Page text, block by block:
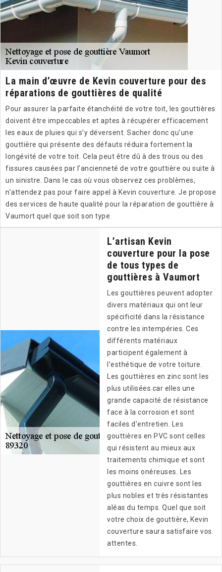
La main d’œuvre de Kevin couverture pour des
réparations de gouttières de qualité
Pour assurer la parfaite étanchéité de votre toit, les gouttières
doivent être impeccables et aptes à récupérer efficacement
les eaux de pluies qui s’y déversent. Sacher donc qu’une
gouttière qui présente des défauts réduira fortement la
longévité de votre toit. Cela peut être dû à des trous ou des
fissures causées par l’ancienneté de votre gouttière ou suite à
un sinistre. Dans le cas où vous observez ces problèmes,
n’attendez pas pour faire appel à Kevin couverture. Je propose
des services de haute qualité pour la réparation de gouttière à
Vaumort quel que soit son type.
L’artisan Kevin
couverture pour la pose
de tous types de
gouttières à Vaumort
Les gouttières peuvent adopter
divers matériaux qui ont leur
spécificité dans la résistance
contre les intempéries. Ces
différents matériaux
participent également à
l’esthétique de votre toiture.
Les gouttières en zinc sont les
plus utilisées car elles une
grande capacité de résistance
face à la corrosion et sont
faciles d’entretien. Les
gouttières en PVC sont celles
qui résistent au mieux aux
traitements chimique et sont
les moins onéreuses. Les
gouttières en cuivre sont les
plus nobles et très résistantes
aléas du temps. Quel que soit
votre choix de gouttière, Kevin
couverture saura satisfaire vos
attentes.